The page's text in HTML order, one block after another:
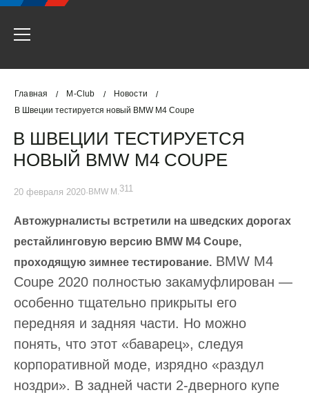
Главная / M-Club / Новости
/
В Швеции тестируется новый BMW M4 Coupe
В ШВЕЦИИ ТЕСТИРУЕТСЯ
НОВЫЙ BMW M4 COUPE
20 февраля 2020· BMW M.311
Автожурналисты встретили на шведских дорогах
рестайлинговую версию BMW M4 Coupe,
проходящую зимнее тестирование. BMW M4
Coupe 2020 полностью закамуфлирован —
особенно тщательно прикрыты его
передняя и задняя части. Но можно
понять, что этот «баварец», следуя
корпоративной моде, изрядно «раздул
ноздри». В задней части 2-дверного купе